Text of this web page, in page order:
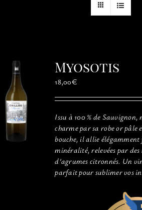
MON PANIERMyosotis
18,00€
Issu à 100 % de
charme par sa robe or pâle
bouche, il allie
minéralité, relevées par
d’agrumes citronnés. Un
parfait pour sublimer vos